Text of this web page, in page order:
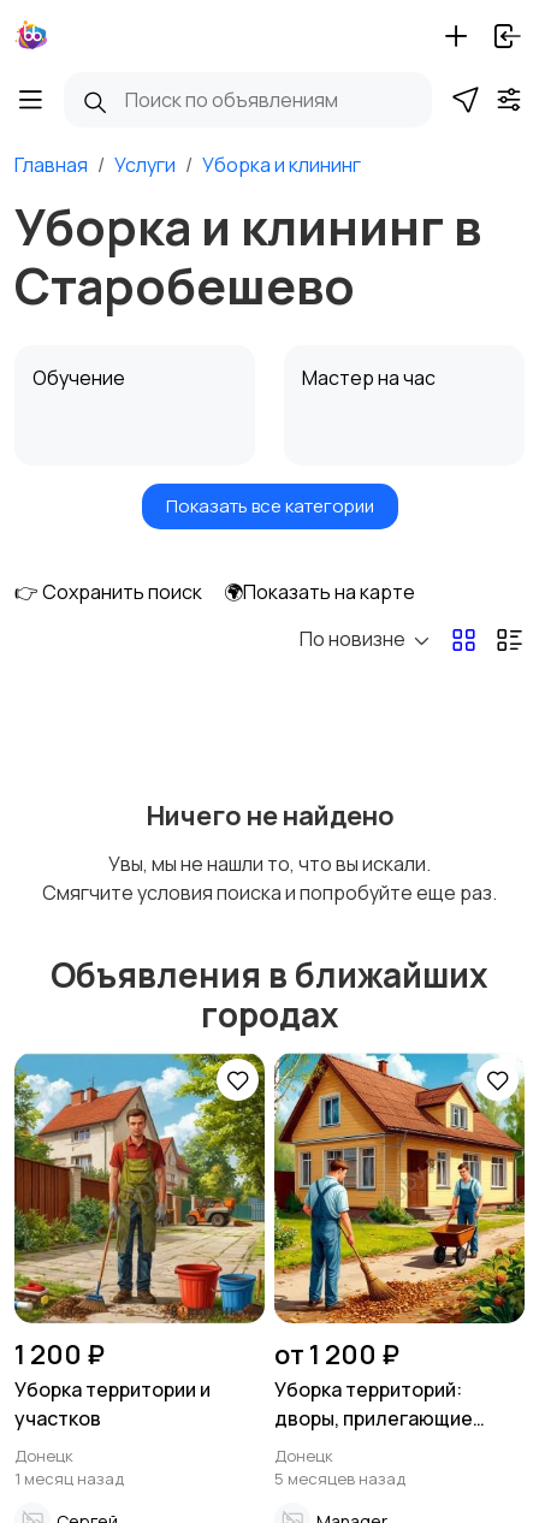
Главная Услуги Уборка и клининг
Уборка и клининг в
Старобешево
Обучение Мастер на час
Красота и здоровье
Транспорт,
IT, интернет, телеком
Организация
праздников
Фото- и видеосъемка
Изготовление на
заказ
Продукты питания и
доставка еды
Уход за животными Другое
Показать все категории
👉 Сохранить поиск
🌍Показать на карте
По новизне
Ничего не найдено
Увы, мы не нашли то, что вы искали.
Смягчите условия поиска и попробуйте еще раз.
Объявления в ближайших
городах
1 200 ₽
Уборка территории и
участков
Донецк
1 месяц назад
от 1 200 ₽
Уборка территорий:
дворы, прилегающие
участки — всё будет
убрано.
Донецк
5 месяцев назад